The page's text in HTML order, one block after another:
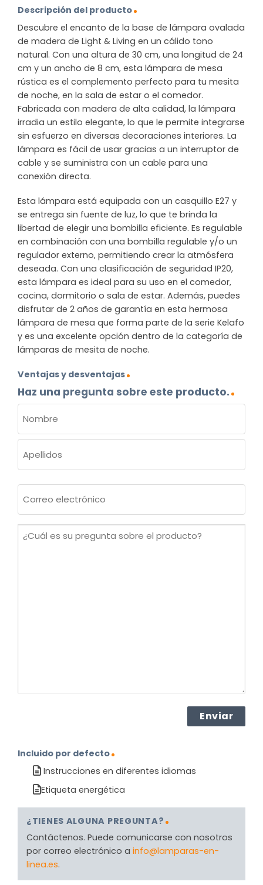
Descripción del producto
Descubre el encanto de la base de lámpara ovalada
de madera de Light & Living en un cálido tono
natural. Con una altura de 30 cm, una longitud de 24
cm y un ancho de 8 cm, esta lámpara de mesa
rústica es el complemento perfecto para tu mesita
de noche, en la sala de estar o el comedor.
Fabricada con madera de alta calidad, la lámpara
irradia un estilo elegante, lo que le permite integrarse
sin esfuerzo en diversas decoraciones interiores. La
lámpara es fácil de usar gracias a un interruptor de
cable y se suministra con un cable para una
conexión directa.
Esta lámpara está equipada con un casquillo E27 y
se entrega sin fuente de luz, lo que te brinda la
libertad de elegir una bombilla eficiente. Es regulable
en combinación con una bombilla regulable y/o un
regulador externo, permitiendo crear la atmósfera
deseada. Con una clasificación de seguridad IP20,
esta lámpara es ideal para su uso en el comedor,
cocina, dormitorio o sala de estar. Además, puedes
disfrutar de 2 años de garantía en esta hermosa
lámpara de mesa que forma parte de la serie Kelafo
y es una excelente opción dentro de la categoría de
lámparas de mesita de noche.
Ventajas y desventajas
Haz una pregunta sobre este producto.
(OBLIGATORIO)
Nombre
electrónico
¿Cuál
Incluido por defecto
Instrucciones en diferentes idiomas
Etiqueta energética
¿TIENES ALGUNA PREGUNTA?
Contáctenos. Puede comunicarse con nosotros
por correo electrónico a info@lamparas-en-
linea.es.